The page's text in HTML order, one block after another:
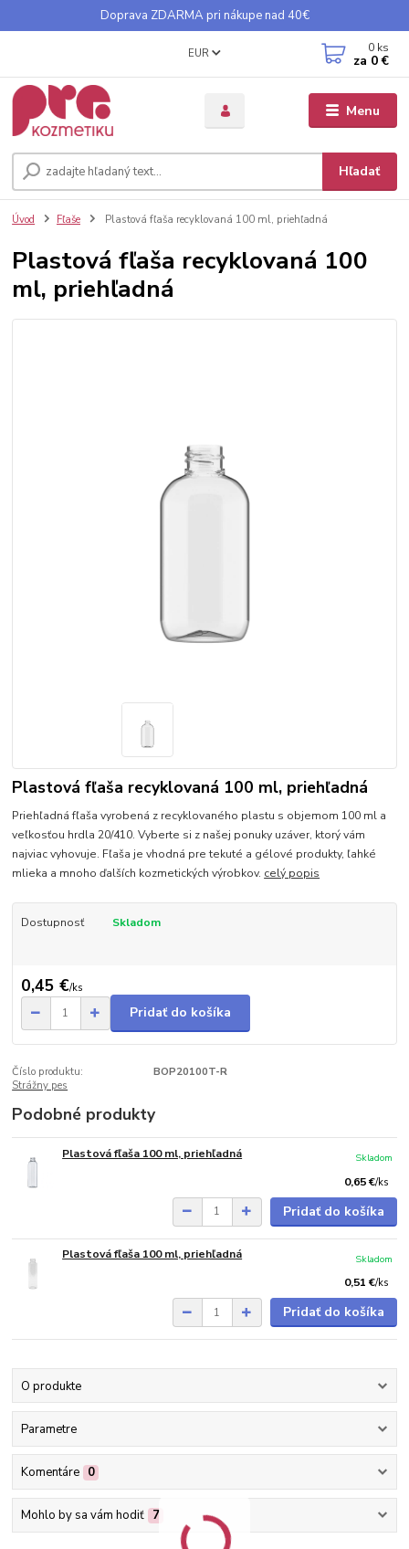
Doprava ZDARMA pri nákupe nad 40€
Menu
EUR
Hľadať
0 ks
za 0 €
Úvod Fľaše Plastová fľaša recyklovaná 100 ml, priehľadná
Plastová fľaša recyklovaná 100
ml, priehľadná
Plastová fľaša recyklovaná 100 ml, priehľadná
Priehľadná fľaša vyrobená z recyklovaného plastu s objemom 100 ml a
veľkosťou hrdla 20/410. Vyberte si z našej ponuky uzáver, ktorý vám
najviac vyhovuje. Fľaša je vhodná pre tekuté a gélové produkty, ľahké
mlieka a mnoho ďalších kozmetických výrobkov. celý popis
Dostupnosť Skladom
0,45 €/ks
Pridať do košíka
Číslo produktu:
BOP20100T-R
Strážny pes
Podobné produkty
Plastová fľaša 100 ml, priehľadná
0,65 €/ks
Skladom
Pridať do košíka
Plastová fľaša 100 ml, priehľadná
0,51 €/ks
Skladom
Pridať do košíka
O produkte
Parametre
Komentáre 0
Mohlo by sa vám hodiť 7